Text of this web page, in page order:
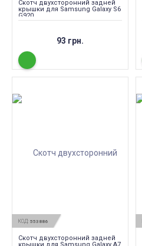
Скотч двухсторонний задней
крышки для Samsung Galaxy S6
G920
93 грн.
КОД: 553886
Скотч двухсторонний задней
крышки для Samsung Galaxy A7